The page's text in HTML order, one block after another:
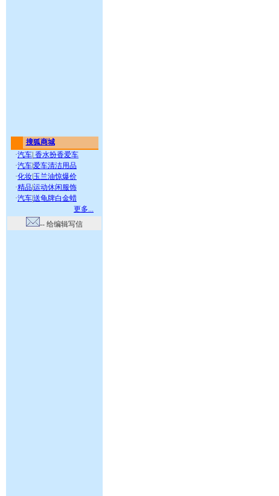
搜狐商城
·汽车 香水扮香爱车
·汽车爱车清洁用品
·化妆 玉兰油惊爆价
·精品运动休闲服饰
·汽车送龟牌白金蜡
更多...
-- 给编辑写信